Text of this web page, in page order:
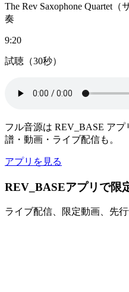
The Rev Saxophone Quartet
奏
9:20
試聴（30秒）
フル音源は REV_BASE ア
譜・動画・ライブ配信も。
アプリを見る
REV_BASEアプリで限
ライブ配信、限定動画、先